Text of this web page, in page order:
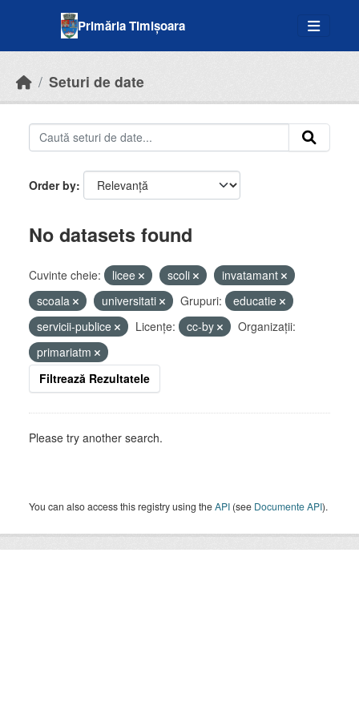
Primăria Timișoara
Seturi de date
Order by
No datasets found
Cuvinte cheie: licee scoli
invatamant
scoala
universitati Grupuri:
educatie
servicii-publice
Licenţe: cc-by
Organizații:
primariatm
Filtrează Rezultatele
Please try another search.
You can also access this registry using theAPI (see Documente API).